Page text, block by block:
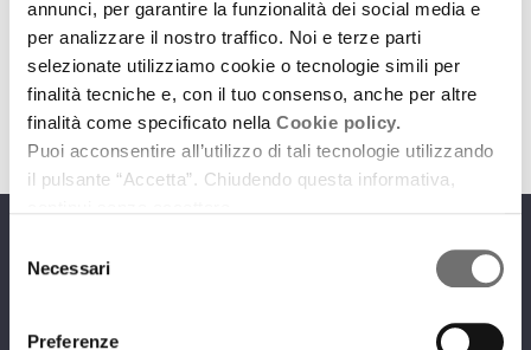
annunci, per garantire la funzionalità dei social media e
per analizzare il nostro traffico. Noi e terze parti
selezionate utilizziamo cookie o tecnologie simili per
finalità tecniche e, con il tuo consenso, anche per altre
finalità come specificato nella Cookie policy.
Puoi acconsentire all’utilizzo di tali tecnologie utilizzando
il pulsante “Accetta”. Chiudendo questa informativa,
delNecessari
Preferenze
Ricetta segreta per il paradisiaco dolce a base di
cacao, mandorle e ben 15 spezie
Ascolta downloadPodcast